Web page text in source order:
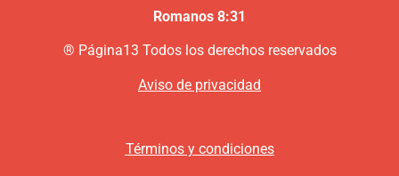
Romanos 8:31
® Página13 Todos los derechos reservados
Aviso de privacidad
Términos y condiciones